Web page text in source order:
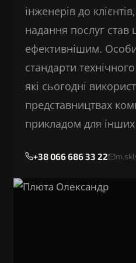
інженерів до
надання послуг
ефективнішим.
стандарти
які сьогодні
представництвах
прикладом для інших
+38 066 686 33 22